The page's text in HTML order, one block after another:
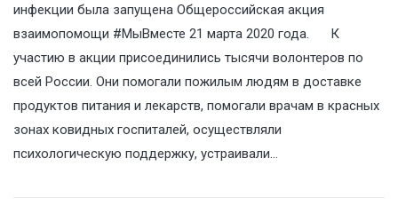
инфекции была запущена Общероссийская акция
взаимопомощи #МыВместе 21 марта 2020 года. К
участию в акции присоединились тысячи волонтеров по
всей России. Они помогали пожилым людям в доставке
продуктов питания и лекарств, помогали врачам в красных
зонах ковидных госпиталей, осуществляли
психологическую поддержку, устраивали…